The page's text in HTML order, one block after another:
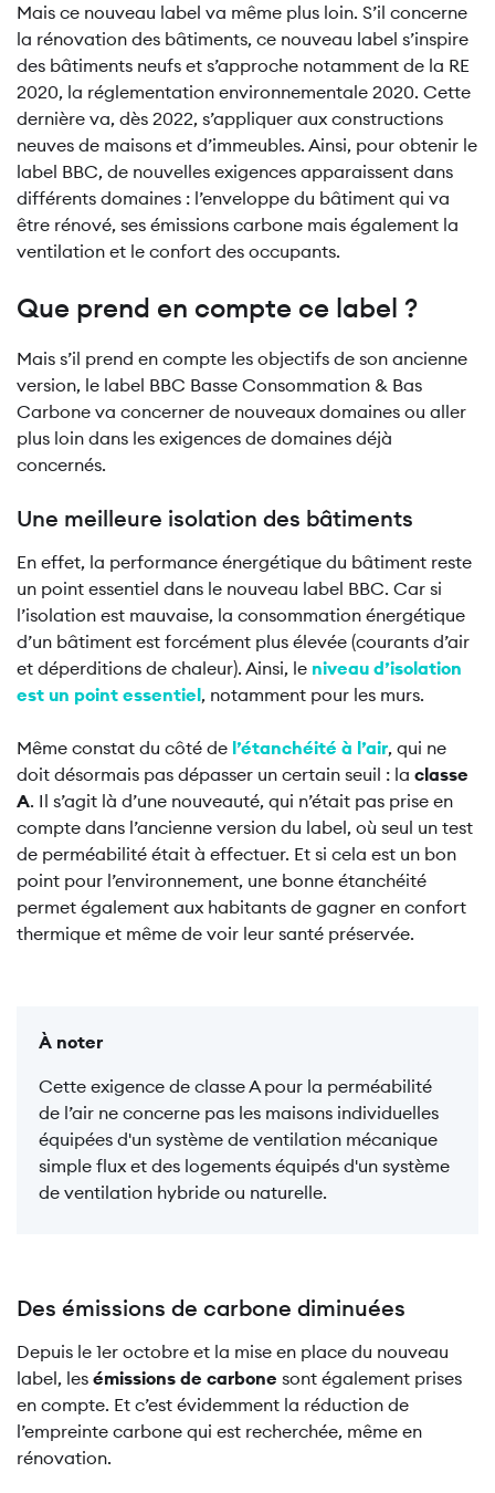
Mais ce nouveau label va même plus loin. S’il concerne
la rénovation des bâtiments, ce nouveau label s’inspire
des bâtiments neufs et s’approche notamment de la RE
2020, la réglementation environnementale 2020. Cette
dernière va, dès 2022, s’appliquer aux constructions
neuves de maisons et d’immeubles. Ainsi, pour obtenir le
label BBC, de nouvelles exigences apparaissent dans
différents domaines : l’enveloppe du bâtiment qui va
être rénové, ses émissions carbone mais également la
ventilation et le confort des occupants.
Que prend en compte ce label ?
Mais s’il prend en compte les objectifs de son ancienne
version, le label BBC Basse Consommation & Bas
Carbone va concerner de nouveaux domaines ou aller
plus loin dans les exigences de domaines déjà
concernés.
Une meilleure isolation des bâtiments
En effet, la performance énergétique du bâtiment reste
un point essentiel dans le nouveau label BBC. Car si
l’isolation est mauvaise, la consommation énergétique
d’un bâtiment est forcément plus élevée (courants d’air
et déperditions de chaleur). Ainsi, le niveau d’isolation
est un point essentiel, notamment pour les murs.
Même constat du côté de l’étanchéité à l’air, qui ne
doit désormais pas dépasser un certain seuil : la classe
A. Il s’agit là d’une nouveauté, qui n’était pas prise en
compte dans l’ancienne version du label, où seul un test
de perméabilité était à effectuer. Et si cela est un bon
point pour l’environnement, une bonne étanchéité
permet également aux habitants de gagner en confort
thermique et même de voir leur santé préservée.
À noter
Cette exigence de classe A pour la perméabilité
de l’air ne concerne pas les maisons individuelles
équipées d'un système de ventilation mécanique
simple flux et des logements équipés d'un système
de ventilation hybride ou naturelle.
Des émissions de carbone diminuées
Depuis le 1er octobre et la mise en place du nouveau
label, les émissions de carbone sont également prises
en compte. Et c’est évidemment la réduction de
l’empreinte carbone qui est recherchée, même en
rénovation.